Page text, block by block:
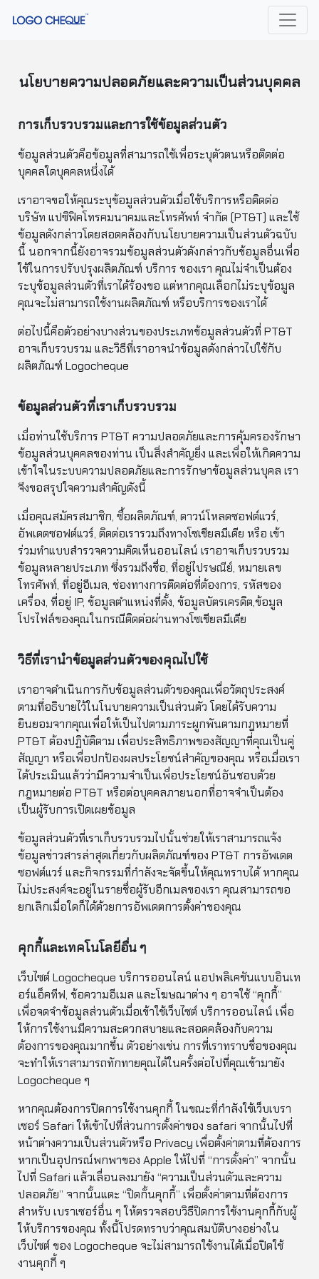
นโยบายความปลอดภัยและความเป็นส่วนบุคคล
การเก็บรวบรวมและการใช้ข้อมูลส่วนตัว
ข้อมูลส่วนตัวคือข้อมูลที่สามารถใช้เพื่อระบุตัวตนหรือติดต่อ
บุคคลใดบุคคลหนึ่งได้
เราอาจขอให้คุณระบุข้อมูลส่วนตัวเมื่อใช้บริการหรือติดต่อ
บริษัท แปซิฟิคโทรคมนาคมและโทรศัพท์ จำกัด (PT&T) และใช้
ข้อมูลดังกล่าวโดยสอดคล้องกับนโยบายความเป็นส่วนตัวฉบับ
นี้ นอกจากนี้ยังอาจรวมข้อมูลส่วนตัวดังกล่าวกับข้อมูลอื่นเพื่อ
ใช้ในการปรับปรุงผลิตภัณฑ์ บริการ ของเรา คุณไม่จำเป็นต้อง
ระบุข้อมูลส่วนตัวที่เราได้ร้องขอ แต่หากคุณเลือกไม่ระบุข้อมูล
คุณจะไม่สามารถใช้งานผลิตภัณฑ์ หรือบริการของเราได้
ต่อไปนี้คือตัวอย่างบางส่วนของประเภทข้อมูลส่วนตัวที่ PT&T
อาจเก็บรวบรวม และวิธีที่เราอาจนำข้อมูลดังกล่าวไปใช้กับ
ผลิตภัณฑ์ Logocheque
ข้อมูลส่วนตัวที่เราเก็บรวบรวม
เมื่อท่านใช้บริการ PT&T ความปลอดภัยและการคุ้มครองรักษา
ข้อมูลส่วนบุคคลของท่าน เป็นสิ่งสำคัญยิ่ง และเพื่อให้เกิดความ
เข้าใจในระบบความปลอดภัยและการรักษาข้อมูลส่วนบุคล เรา
จึงขอสรุปใจความสำคัญดังนี้
เมื่อคุณสมัครสมาชิก, ซื้อผลิตภัณฑ์, ดาวน์โหลดซอฟต์แวร์,
อัพเดตซอฟต์แวร์, ติดต่อเรารวมถึงทางโซเชียลมีเดีย หรือ เข้า
ร่วมทำแบบสำรวจความคิดเห็นออนไลน์ เราอาจเก็บรวบรวม
ข้อมูลหลายประเภท ซึ่งรวมถึงชื่อ, ที่อยู่ไปรษณีย์, หมายเลข
โทรศัพท์, ที่อยู่อีเมล, ช่องทางการติดต่อที่ต้องการ, รหัสของ
เครื่อง, ที่อยู่ IP, ข้อมูลตำแหน่งที่ตั้ง, ข้อมูลบัตรเครดิต,ข้อมูล
โปรไฟล์ของคุณในกรณีติดต่อผ่านทางโซเชียลมีเดีย
วิธีที่เรานำข้อมูลส่วนตัวของคุณไปใช้
เราอาจดำเนินการกับข้อมูลส่วนตัวของคุณเพื่อวัตถุประสงค์
ตามที่อธิบายไว้ในโนบายความเป็นส่วนตัว โดยได้รับความ
ยินยอมจากคุณเพื่อให้เป็นไปตามภาระผูกพันตามกฎหมายที่
PT&T ต้องปฏิบัติตาม เพื่อประสิทธิภาพของสัญญาที่คุณเป็นคู่
สัญญา หรือเพื่อปกป้องผลประโยชน์สำคัญของคุณ หรือเมื่อเรา
ได้ประเมินแล้วว่ามีความจำเป็นเพื่อประโยชน์อันชอบด้วย
กฎหมายต่อ PT&T หรือต่อบุคคลภายนอกที่อาจจำเป็นต้อง
เป็นผู้รับการเปิดเผยข้อมูล
ข้อมูลส่วนตัวที่เราเก็บรวบรวมไปนั้นช่วยให้เราสามารถแจ้ง
ข้อมูลข่าวสารล่าสุดเกี่ยวกับผลิตภัณฑ์ของ PT&T การอัพเดต
ซอฟต์แวร์ และกิจกรรมที่กำลังจะจัดขึ้นให้คุณทราบได้ หากคุณ
ไม่ประสงค์จะอยู่ในรายชื่อผู้รับอีกเมลของเรา คุณสามารถขอ
ยกเลิกเมื่อใดก็ได้ด้วยการอัพเดตการตั้งค่าของคุณ
คุกกี้และเทคโนโลยีอื่น ๆ
เว็บไซต์ Logocheque บริการออนไลน์ แอปพลิเคชันแบบอินเท
อร์แอ็คทีฟ, ข้อความอีเมล และโฆษณาต่าง ๆ อาจใช้ “คุกกี้”
เพื่อจดจำข้อมูลส่วนตัวเมื่อเข้าใช้เว็บไซต์ บริการออนไลน์ เพื่อ
ให้การใช้งานมีความสะดวกสบายและสอดคล้องกับความ
ต้องการของคุณมากขึ้น ตัวอย่างเช่น การที่เราทราบชื่อของคุณ
จะทำให้เราสามารถทักทายคุณได้ในครั้งต่อไปที่คุณเข้ามายัง
Logocheque ๆ
หากคุณต้องการปิดการใช้งานคุกกี้ ในขณะที่กำลังใช้เว็บเบรา
เซอร์ Safari ให้เข้าไปที่ส่วนการตั้งค่าของ safari จากนั้นไปที่
หน้าต่างความเป็นส่วนตัวหรือ Privacy เพื่อตั้งค่าตามที่ต้องการ
หากเป็นอุปกรณ์พกพาของ Apple ให้ไปที่ “การตั้งค่า” จากนั้น
ไปที่ Safari แล้วเลื่อนลงมายัง “ความเป็นส่วนตัวและความ
ปลอดภัย” จากนั้นแตะ “ปิดกั้นคุกกี้” เพื่อตั้งค่าตามที่ต้องการ
สำหรับ เบราเซอร์อื่น ๆ ให้ตรวจสอบวิธีปิดการใช้งานคุกกี้กับผู้
ให้บริการของคุณ ทั้งนี้โปรดทราบว่าคุณสมบัติบางอย่างใน
เว็บไซต์ ของ Logocheque จะไม่สามารถใช้งานได้เมื่อปิดใช้
งานคุกกี้ ๆ